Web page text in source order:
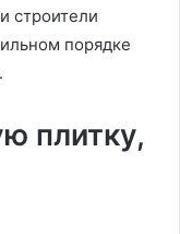
строители
порядке
плитку,